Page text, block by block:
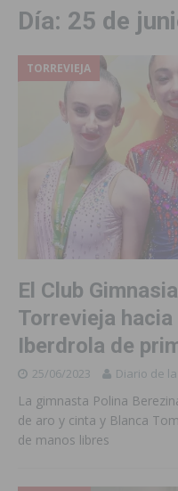
Día: 25 de
TORREVIEJA
El Club
Torrevieja
Iberdrola de
25/06/2023 Diario de
La gimnasta Polina
de aro y cinta y Blanca
de manos libres